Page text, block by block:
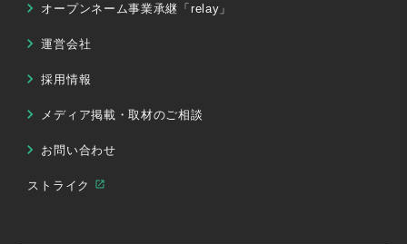
オープンネーム事業承継「relay」
運営会社
採用情報
メディア掲載・取材のご相談
お問い合わせ
ストライク